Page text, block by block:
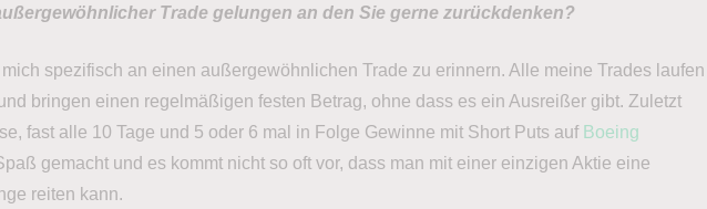
Trade gelungen an den Sie gerne zurückdenken?
mich spezifisch an einen außergewöhnlichen Trade zu erinnern. Alle meine Trades laufen
bringen einen regelmäßigen festen Betrag, ohne dass es ein Ausreißer gibt. Zuletzt
fast alle 10 Tage und 5 oder 6 mal in Folge Gewinne mit Short Puts auf Boeing
gemacht und es kommt nicht so oft vor, dass man mit einer einzigen Aktie eine
reiten kann.